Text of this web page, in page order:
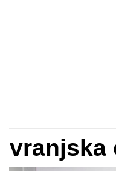
vranjska